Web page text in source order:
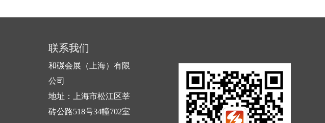
联系我们
和碳会展（上海）有限
公司
地址：上海市松江区莘
砖公路518号34幢702室